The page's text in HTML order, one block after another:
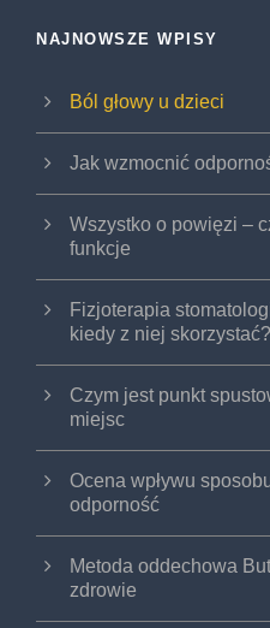
NAJNOWSZE WPISY
Ból głowy u dzieci
Jak wzmocnić
Wszystko o powięzi –
funkcje
Fizjoterapia
kiedy z niej skorzystać?
Czym jest punkt
miejsc
Ocena wpływu
odporność
Metoda oddechowa
zdrowie